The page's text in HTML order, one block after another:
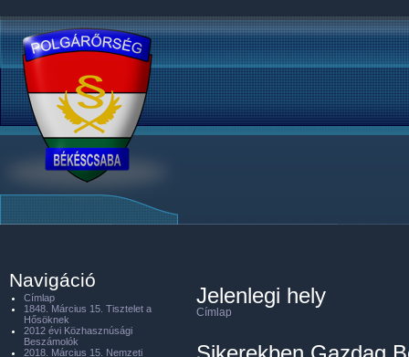
Jelenlegi hely
Címlap
Navigáció
Címlap
1848. Március 15. Tisztelet a
Hősöknek
2012 évi Közhasznúsági
Beszámolók
2018. Március 15. Nemzeti